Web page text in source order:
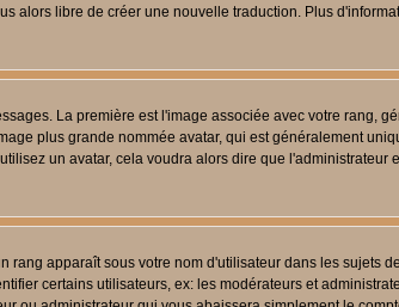
alors libre de créer une nouvelle traduction. Plus
La première est l'image associée avec votre
plus grande nommée avatar, qui est généralement
un avatar, cela voudra alors dire que
apparaît sous votre nom d'utilisateur dans les
certains utilisateurs, ex: les modérateurs et